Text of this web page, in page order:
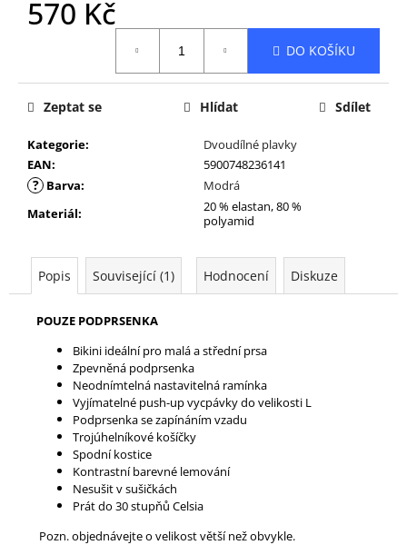
570 Kč
DO KOŠÍKU
Kategorie:
Dvoudílné plavky
EAN: 5900748236141
? Barva:
Modrá
Materiál:
20 % elastan, 80 %
polyamid
Zeptat se Hlídat Sdílet
Popis Související (1) Hodnocení Diskuze
POUZE PODPRSENKA
Bikini ideální pro malá a střední prsa
Zpevněná podprsenka
Neodnímtelná nastavitelná ramínka
Vyjímatelné push-up vycpávky do velikosti L
Podprsenka se zapínáním vzadu
Trojúhelníkové košíčky
Spodní kostice
Kontrastní barevné lemování
Nesušit v sušičkách
Prát do 30 stupňů Celsia
Pozn. objednávejte o velikost větší než obvykle.